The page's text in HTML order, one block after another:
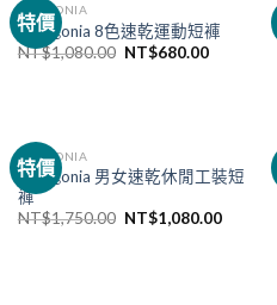
特價
PATAGONIA
Patagonia 8色速乾運動短褲
NT$1,080.00 NT$680.00
特價
PATAGONIA
Patagonia 男女速乾休閒工裝短
褲
NT$1,750.00 NT$1,080.00